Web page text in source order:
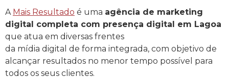
A Mais Resultado é uma agência de marketing
digital completa com presença digital em Lagoa
que atua em diversas frentes
da mídia digital de forma integrada, com objetivo de
alcançar resultados no menor tempo possível para
todos os seus clientes.